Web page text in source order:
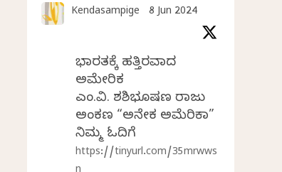
Kendasampige 8 Jun 2024
ಭಾರತಕ್ಕೆ ಹತ್ತಿರವಾದ
ಅಮೇರಿಕ
ಎಂ.ವಿ. ಶಶಿಭೂಷಣ ರಾಜು
ಅಂಕಣ “ಅನೇಕ ಅಮೆರಿಕಾ”
ನಿಮ್ಮ ಓದಿಗೆ
https://tinyurl.com/35mrwws